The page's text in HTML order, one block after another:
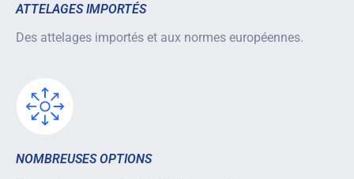
ATTELAGES IMPORTÉS
Des attelages importés et aux normes européennes.
NOMBREUSES OPTIONS